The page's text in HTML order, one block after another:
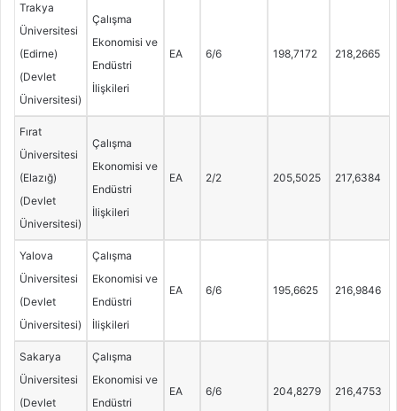
Trakya
Üniversitesi
(Edirne)
(Devlet
Üniversitesi)
Çalışma
Ekonomisi ve
Endüstri
İlişkileri
EA 6/6 198,7172 218,2665
Fırat
Üniversitesi
(Elazığ)
(Devlet
Üniversitesi)
Çalışma
Ekonomisi ve
Endüstri
İlişkileri
EA 2/2 205,5025 217,6384
Yalova
Üniversitesi
(Devlet
Üniversitesi)
Çalışma
Ekonomisi ve
Endüstri
İlişkileri
EA 6/6 195,6625 216,9846
Sakarya
Üniversitesi
(Devlet
Çalışma
Ekonomisi ve
Endüstri
EA 6/6 204,8279 216,4753